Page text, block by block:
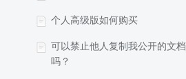
个人高级版如何购买
可以禁止他人复制我公开的文档
吗？